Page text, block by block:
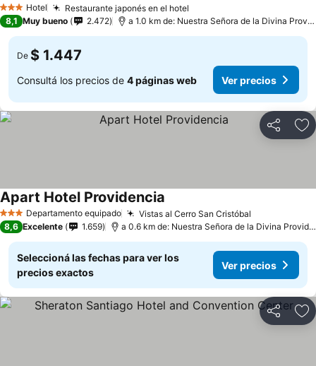
3 Estrellas
Hotel
Restaurante japonés en el hotel
8,1 Muy bueno 2.472 a 1.0 km de: Nuestra Señora de la Divina Providencia
De $ 1.447
Consultá los precios de 4 páginas web Ver precios
Compartir
3 EstrellasDepartamento equipado Vistas al Cerro San Cristóbal
Apart Hotel Providencia
8,6 Excelente 1.659 a 0.6 km de: Nuestra Señora de la Divina Providencia
Seleccioná las fechas para ver los
precios exactos
Ver precios
Compartir